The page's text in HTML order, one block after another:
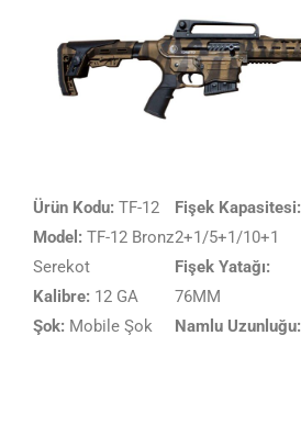
Ürün Kodu: TF-12
Model: TF-12 Bronz
Serekot
Kalibre: 12 GA
Şok: Mobile Şok
Fişek Kapasitesi:
2+1/5+1/10+1
Fişek Yatağı:
76MM
Namlu Uzunluğu: